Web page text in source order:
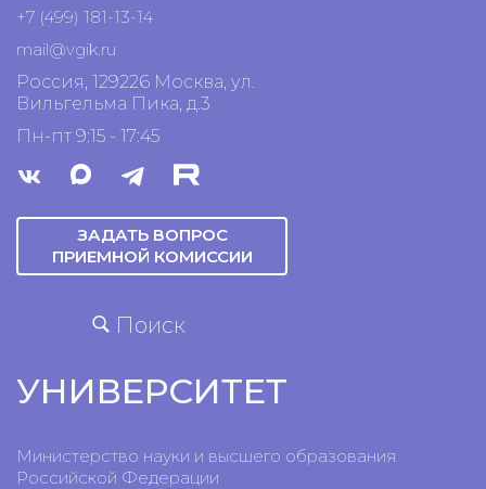
+7 (499) 181-13-14
mail@vgik. ru
Россия, 129226 Москва, ул.
Вильгельма Пика, д.3
Пн-пт 9:15 - 17:45
ЗАДАТЬ ВОПРОС
ПРИЕМНОЙ КОМИССИИ
Поиск
УНИВЕРСИТЕТ
Министерство науки и высшего образования
Российской Федерации